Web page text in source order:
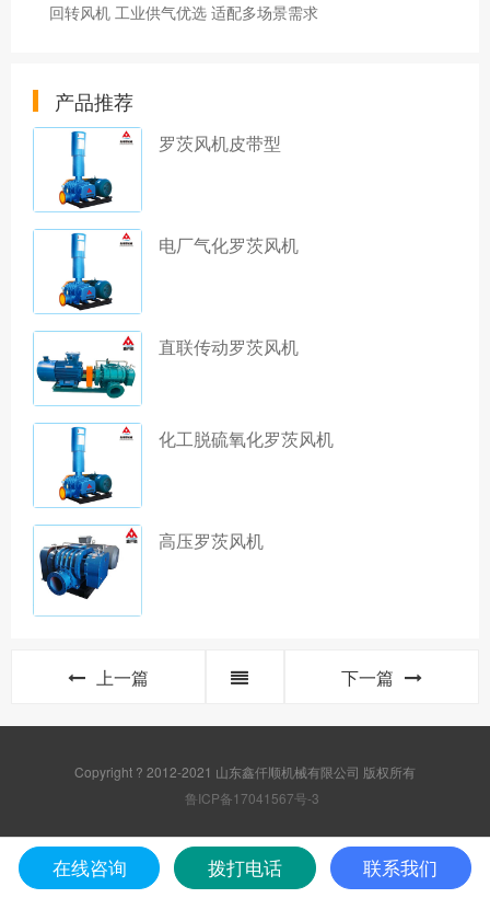
回转风机 工业供气优选 适配多场景需求
产品推荐
罗茨风机皮带型
电厂气化罗茨风机
直联传动罗茨风机
化工脱硫氧化罗茨风机
高压罗茨风机
上一篇 下一篇
Copyright ? 2012-2021 山东鑫仟顺机械有限公司 版权所有
鲁ICP备17041567号-3
首页 产品 简介 电话
在线咨询 拨打电话 联系我们